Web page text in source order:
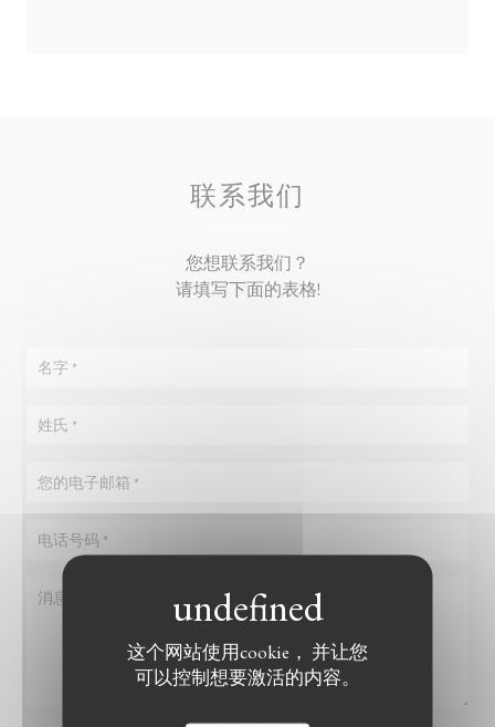
这个网站使用cookie， 并让您
可以控制想要激活的内容。
联系我们
您想联系我们？
请填写下面的表格!